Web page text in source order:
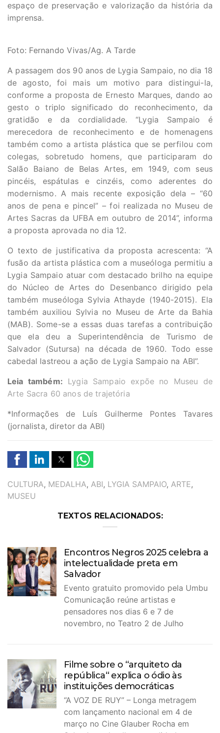
espaço de preservação e valorização da história da
imprensa.
Foto: Fernando Vivas/Ag. A Tarde
A passagem dos 90 anos de Lygia Sampaio, no dia 18
de agosto, foi mais um motivo para distingui-la,
conforme a proposta de Ernesto Marques, dando ao
gesto o triplo significado do reconhecimento, da
gratidão e da cordialidade. “Lygia Sampaio é
merecedora de reconhecimento e de homenagens
também como a artista plástica que se perfilou com
colegas, sobretudo homens, que participaram do
Salão Baiano de Belas Artes, em 1949, com seus
pincéis, espátulas e cinzéis, como aderentes do
modernismo. A mais recente exposição dela – “60
anos de pena e pincel” – foi realizada no Museu de
Artes Sacras da UFBA em outubro de 2014”, informa
a proposta aprovada no dia 12.
O texto de justificativa da proposta acrescenta: “A
fusão da artista plástica com a museóloga permitiu a
Lygia Sampaio atuar com destacado brilho na equipe
do Núcleo de Artes do Desenbanco dirigido pela
também museóloga Sylvia Athayde (1940-2015). Ela
também auxiliou Sylvia no Museu de Arte da Bahia
(MAB). Some-se a essas duas tarefas a contribuição
que ela deu a Superintendência de Turismo de
Salvador (Sutursa) na década de 1960. Todo esse
cabedal lastreou a ação de Lygia Sampaio na ABI”.
Leia também: Lygia Sampaio expõe no Museu de
Arte Sacra 60 anos de trajetória
*Informações de Luís Guilherme Pontes Tavares
(jornalista, diretor da ABI)
TAGS
CULTURA, MEDALHA, ABI, LYGIA SAMPAIO, ARTE,
MUSEU
TEXTOS RELACIONADOS:
Encontros Negros 2025 celebra a
intelectualidade preta em
Salvador
Evento gratuito promovido pela Umbu
Comunicação reúne artistas e
pensadores nos dias 6 e 7 de
novembro, no Teatro 2 de Julho
Filme sobre o “arquiteto da
república“ explica o ódio às
instituições democráticas
“A VOZ DE RUY” – Longa metragem
com lançamento nacional em 4 de
março no Cine Glauber Rocha em